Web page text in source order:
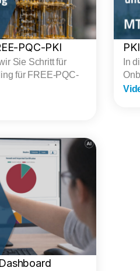
PQC-PKI
Sie Schritt für
für FREE-PQC-
In